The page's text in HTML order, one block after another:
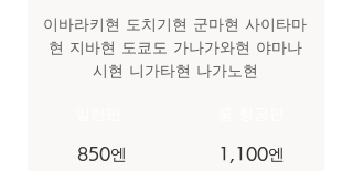
이바라키현 도치기현 군마현 사이타마
현 지바현 도쿄도 가나가와현 야마나
시현 니가타현 나가노현
850엔 1,100엔